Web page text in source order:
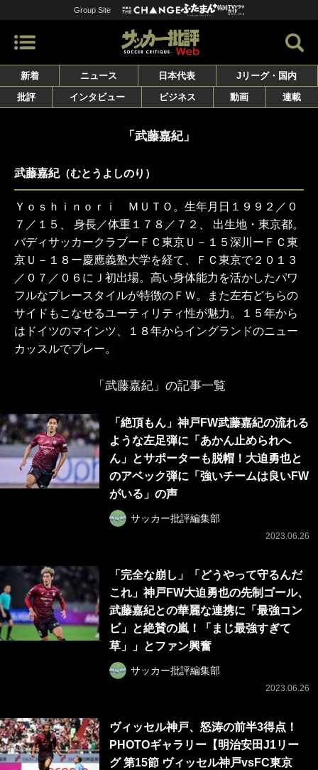
Group Site
新着 ニュース 日本代表
Jリーグ・国内
批評
インタビュー ビジネス 動画 連載
「武藤嘉紀」
武藤嘉紀（むとうよしのり）
Ｙｏｓｈｉｎｏｒｉ ＭＵＴＯ。生年月日１９９２／０
７／１５、 身長／体重１７８／７２、 出生地・東京都。
バディサッカークラブーＦＣ東京Ｕ－１５深川ーＦＣ東
京Ｕ－１８ー慶應義塾大学を経て、ＦＣ東京で２０１３
／０７／０６にＪ初出場。高い身体能力を活かしたパワ
フルなプレースタイルが特徴のＦＷ。また左右どちらの
サイドもこなせるユーティリティ性が魅力。１５年から
はドイツのマインツ、１８年からイングランドのニュー
カッスルでプレー。
「武藤嘉紀」の記事一覧
「絶頂もん」神戸FW武藤嘉紀の流れる
ような左足弾に「あかん止められへ
ん」とサポーターも脱帽！大迫勇也と
のアベック弾に「強いチームは良いFW
がいる」の声
サッカー批評編集部
2023.06.26
「完全な崩し」「どうやって守るんだ
これ」神戸FW大迫勇也の先制ゴール、
武藤嘉紀との華麗な連携に「最強コン
ビ」と絶賛の嵐！「まじ最強すぎて
草」」とファン興奮
サッカー批評編集部
2023.06.26
ヴィッセル神戸、怒涛の前半3得点！
PHOTOギャラリー【明治安田J1リー
グ 第15節 ヴィッセル神戸vsFC東京